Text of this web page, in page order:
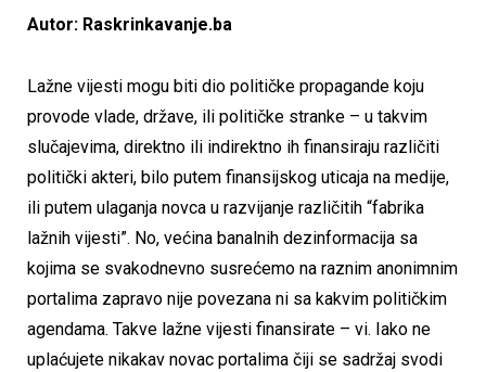
Autor: Raskrinkavanje.ba
Lažne vijesti mogu biti dio političke propagande koju
provode vlade, države, ili političke stranke – u takvim
slučajevima, direktno ili indirektno ih finansiraju različiti
politički akteri, bilo putem finansijskog uticaja na medije,
ili putem ulaganja novca u razvijanje različitih “fabrika
lažnih vijesti”. No, većina banalnih dezinformacija sa
kojima se svakodnevno susrećemo na raznim anonimnim
portalima zapravo nije povezana ni sa kakvim političkim
agendama. Takve lažne vijesti finansirate – vi. Iako ne
uplaćujete nikakav novac portalima čiji se sadržaj svodi